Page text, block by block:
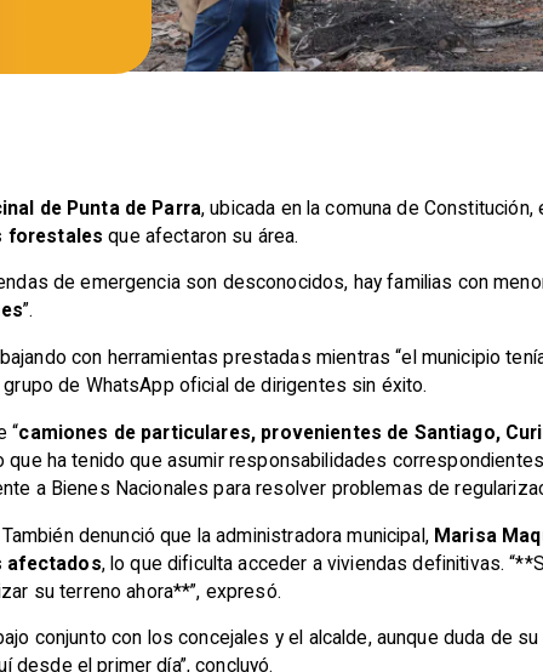
de Punta de Parra, ubicada en la comuna de Constitución,
forestales que afectaron su área.
de emergencia son desconocidos, hay familias con
”.
con herramientas prestadas mientras “el municipio
de WhatsApp oficial de dirigentes sin éxito.
“camiones de particulares, provenientes de Santiago,
que ha tenido que asumir responsabilidades
a Bienes Nacionales para resolver problemas de
También denunció que la administradora municipal, Marisa
afectados, lo que dificulta acceder a viviendas definitivas.
su terreno ahora**”, expresó.
conjunto con los concejales y el alcalde, aunque duda de
el primer día”, concluyó.